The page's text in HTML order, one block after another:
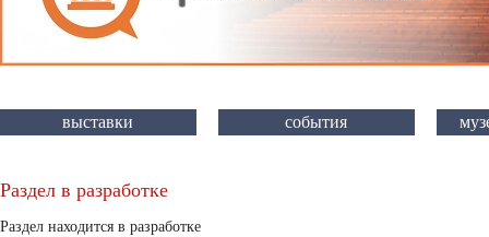
выставки события
Раздел в разработке
Раздел находится в разработке